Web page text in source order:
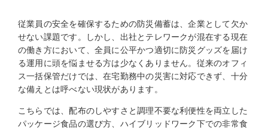
従業員の安全を確保するための防災備蓄は、企業として欠か
せない課題です。しかし、出社とテレワークが混在する現在
の働き方において、全員に公平かつ適切に防災グッズを届け
る運用に頭を悩ませる方は少なくありません。従来のオフィ
ス一括保管だけでは、在宅勤務中の災害に対応できず、十分
な備えとは呼べない現状があります。
こちらでは、配布のしやすさと調理不要な利便性を両立した
パッケージ食品の選び方、ハイブリッドワーク下での非常食